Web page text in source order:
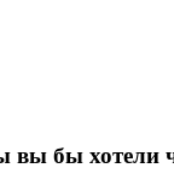
вы бы